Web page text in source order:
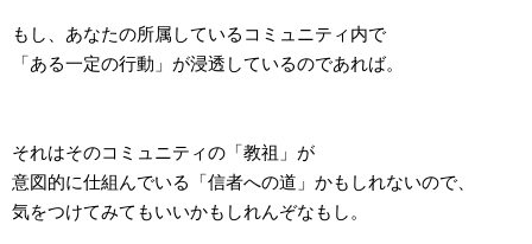
もし、あなたの所属しているコミュニティ内で
「ある一定の行動」が浸透しているのであれば。
それはそのコミュニティの「教祖」が
意図的に仕組んでいる「信者への道」かもしれないので、
気をつけてみてもいいかもしれんぞなもし。